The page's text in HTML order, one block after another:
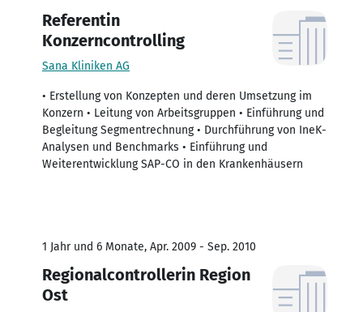
Referentin
Konzerncontrolling
Sana Kliniken AG
• Erstellung von Konzepten und deren Umsetzung im
Konzern • Leitung von Arbeitsgruppen • Einführung und
Begleitung Segmentrechnung • Durchführung von IneK-
Analysen und Benchmarks • Einführung und
Weiterentwicklung SAP-CO in den Krankenhäusern
1 Jahr und 6 Monate, Apr. 2009 - Sep. 2010
Regionalcontrollerin Region
Ost